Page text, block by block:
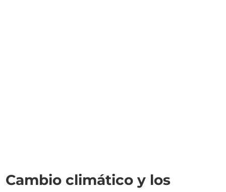
Cambio climático y los